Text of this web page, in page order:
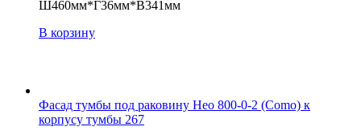
Ш460мм*Г36мм*В341мм
В корзину
Фасад тумбы под раковину Нео 800-0-2 (Como) к
корпусу тумбы 267